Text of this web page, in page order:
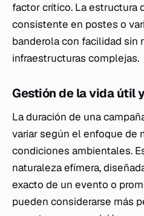
factor crítico. La estructura
consistente en postes o
banderola con facilidad sin
infraestructuras complejas.
Gestión de la vida útil
La duración de una
variar según el enfoque de
condiciones ambientales.
naturaleza efímera,
exacto de un evento o
pueden considerarse más